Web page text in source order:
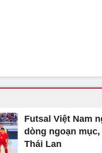
Futsal Việt Nam
dòng ngoạn mục,
Thái Lan